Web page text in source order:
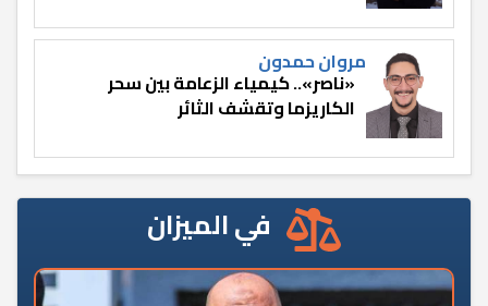
مروان حمدون
«ناصر».. كيمياء الزعامة بين سحر
الكاريزما وتقشف الثائر
في الميزان